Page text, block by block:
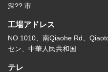
深?? 市
工場アドレス
NO 1010、南Qiaohe Rd、
セン、中華人民共和国
テレ